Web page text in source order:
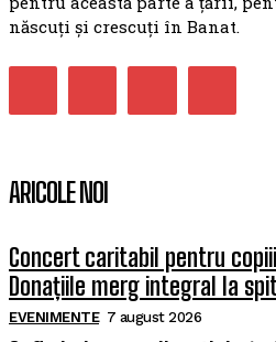
născuți și crescuți în Banat.
ARICOLE NOI
Concert caritabil pentru
Donațiile merg integral la
EVENIMENTE 7 august 2026